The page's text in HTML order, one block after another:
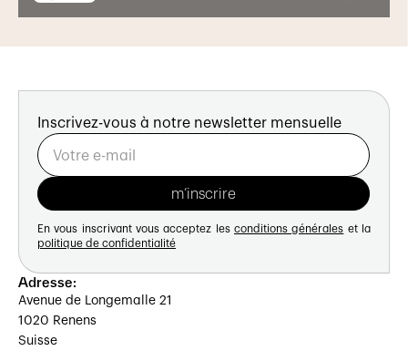
Inscrivez-vous à notre newsletter mensuelle
En vous inscrivant vous acceptez les conditions générales et la
politique de confidentialité
Adresse:
Avenue de Longemalle 21
1020 Renens
Suisse